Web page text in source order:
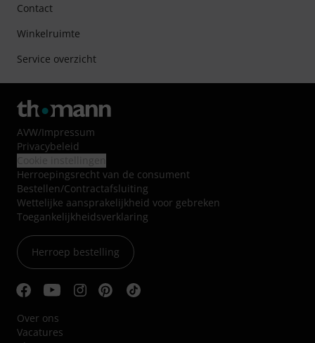
Contact
Winkelruimte
Service overzicht
AVW/Impressum
Privacybeleid
Herroepingsrecht van de consument
Bestellen/Contractafsluiting
Wettelijke aansprakelijkheid voor gebreken
Toegankelijkheidsverklaring
Herroep bestelling
Over ons
Vacatures